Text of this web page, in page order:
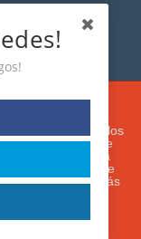
(propias y de
el contenido y los
su navegación e
Si presiona
utilización. Puede
Más